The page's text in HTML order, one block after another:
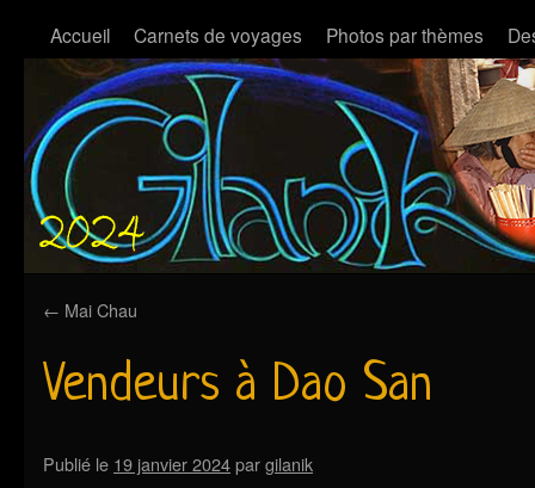
Accueil Carnets de voyages Photos par thèmes
← Mai Chau
Vendeurs à Dao San
Publié le 19 janvier 2024pargilanik